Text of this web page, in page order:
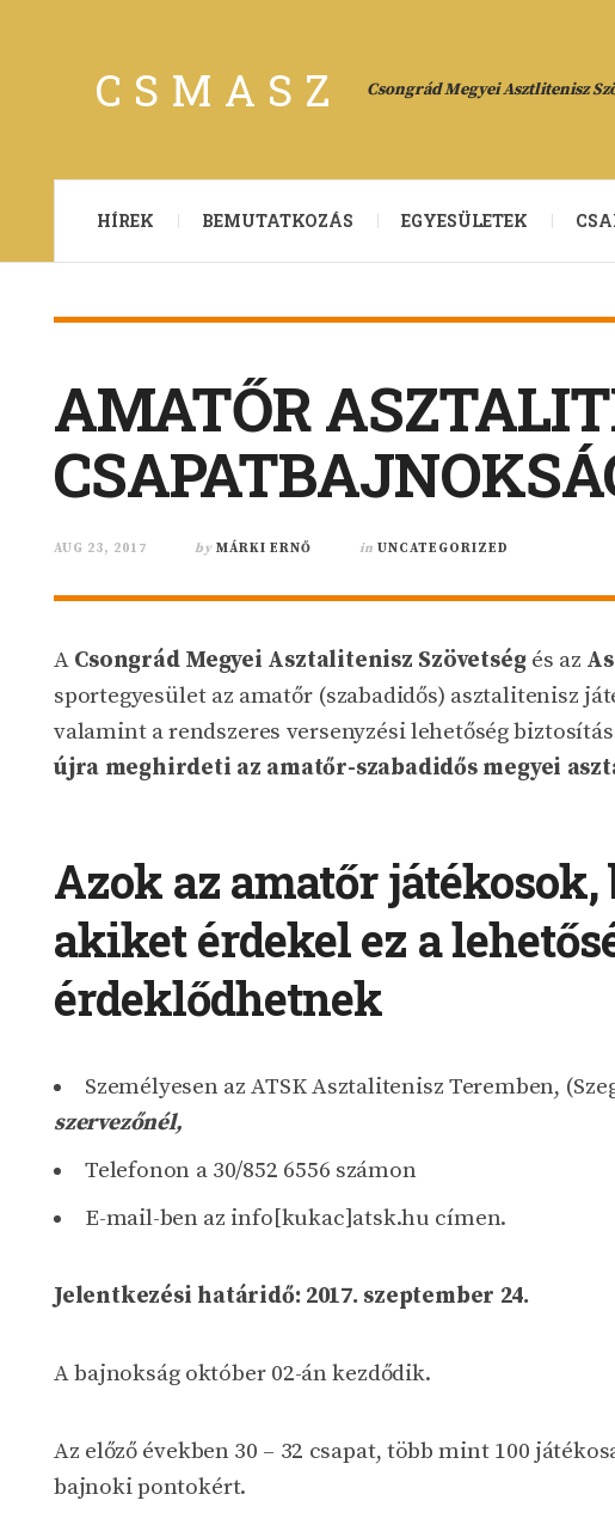
CSMASZ Csongrád Megyei Asztlitenisz
HÍREK BEMUTATKOZÁS EGYESÜLETEK
AMATŐR
AUG 23, 2017 by MÁRKI ERNŐ in UNCATEGORIZED
A Csongrád Megyei Asztalitenisz Szövetségés az
sportegyesület az amatőr (szabadidős) asztalitenisz
valamint a rendszeres versenyzési lehetőség
újra meghirdeti az amatőr-szabadidős megyei
Azok az amatőr
akiket érdekel ez a
érdeklődhetnek
Személyesen az ATSK Asztalitenisz Teremben,
szervezőnél,
Telefonon a 30/852 6556 számon
E-mail-ben az info[kukac]atsk.hu címen.
Jelentkezési határidő: 2017. szeptember 24.
A bajnokság október 02-án kezdődik.
Az előző években 30 – 32 csapat, több mint 100
bajnoki pontokért.